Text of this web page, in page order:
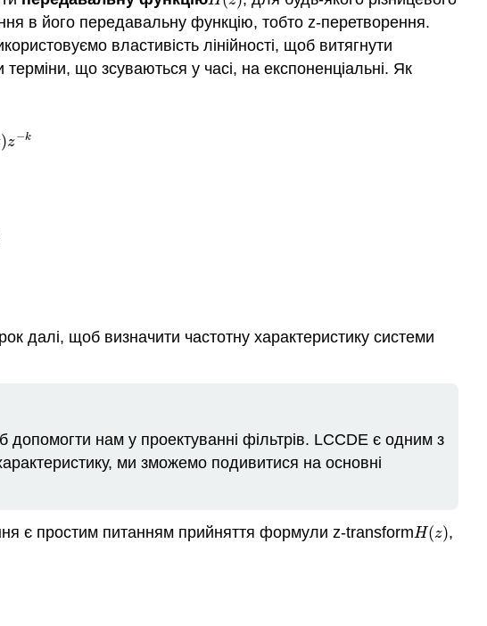
в його передавальну функцію, тобто z-перетворення.
властивість лінійності, щоб витягнути
що зсуваються у часі, на експоненціальні. Як
)z−k
(z)z−
далі, щоб визначити частотну характеристику системи
нам у проектуванні фільтрів. LCCDE є одним з
ми зможемо подивитися на основні
є простим питанням прийняття формули z-transformH(z)
H(z) ,